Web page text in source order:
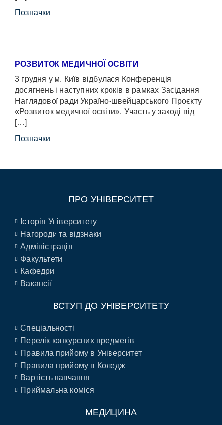
Позначки
РОЗВИТОК МЕДИЧНОЇ ОСВІТИ
3 грудня у м. Київ відбулася Конференція
досягнень і наступних кроків в рамках Засідання
Наглядової ради Україно-швейцарського Проєкту
«Розвиток медичної освіти». Участь у заході від
[…]
Позначки
ПРО УНІВЕРСИТЕТ
Історія Університету
Нагороди та відзнаки
Адміністрація
Факультети
Кафедри
Вакансії
ВСТУП ДО УНІВЕРСИТЕТУ
Спеціальності
Перелік конкурсних предметів
Правила прийому в Університет
Правила прийому в Коледж
Вартість навчання
Приймальна коміся
МЕДИЦИНА